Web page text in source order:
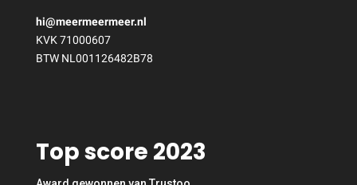
hi@meermeermeer.nl
KVK 71000607
BTW NL001126482B78
Top score 2023